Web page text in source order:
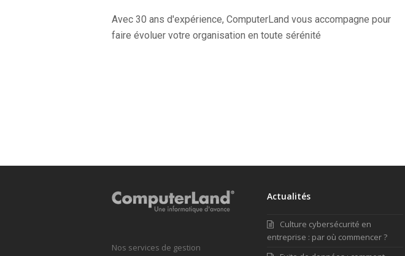
Avec 30 ans d'expérience, ComputerLand vous accompagne pour
faire évoluer votre organisation en toute sérénité
Nos services de gestion
Actualités
Culture cybersécurité en
entreprise : par où commencer ?